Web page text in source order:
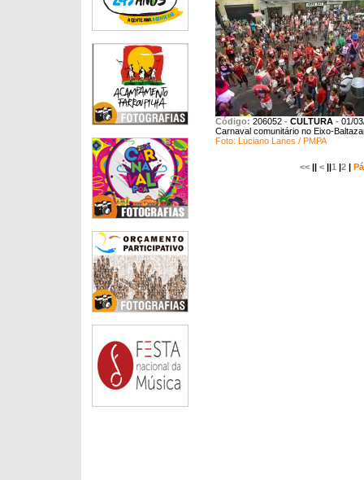
Código: 206052 - CULTURA - 01/
Carnaval comunitário no Eixo-
Foto: Luciano Lanes / PMPA
<< ||< ||1 |2 |